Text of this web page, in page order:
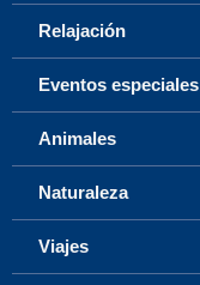
Relajación
Eventos especiales
Animales
Naturaleza
Viajes